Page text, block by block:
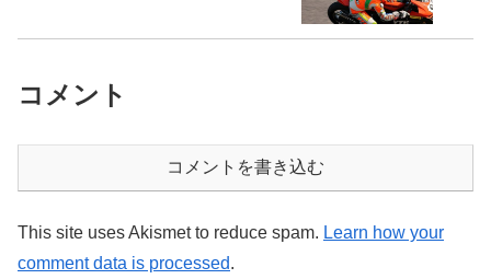
コメント
コメントを書き込む
This site uses Akismet to reduce spam. Learn how your
comment data is processed.